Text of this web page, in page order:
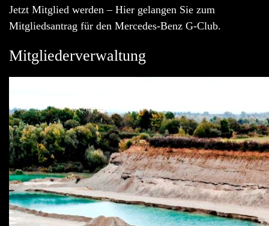
Jetzt Mitglied werden – Hier gelangen Sie zum
Mitgliedsantrag für den Mercedes-Benz G-Club.
Mitgliederverwaltung